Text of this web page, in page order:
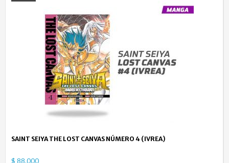
SAINT SEIYA THE LOST CANVAS NÚMERO 4 (IVREA)
$ 88.000